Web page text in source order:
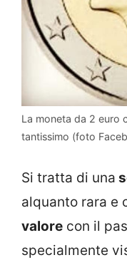
La moneta da 2 euro
tantissimo (foto
Si tratta di una
alquanto rara e
valore con il
specialmente